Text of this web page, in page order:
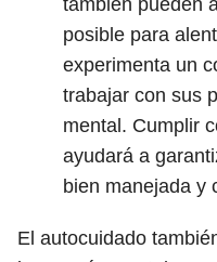
también pueden
posible para
experimenta un
trabajar con sus
mental. Cumplir
ayudará a
bien manejada y
El autocuidado